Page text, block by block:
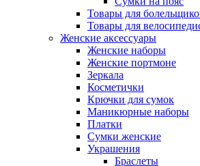
Товары для
Товары для
Женские аксессуары
Женские наборы
Женские портмоне
Зеркала
Косметички
Крючки для сумок
Маникюрные наборы
Платки
Сумки женские
Украшения
Браслеты